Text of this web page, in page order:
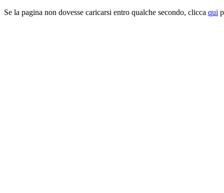
Se la pagina non dovesse caricarsi entro qualche secondo, clicca qui